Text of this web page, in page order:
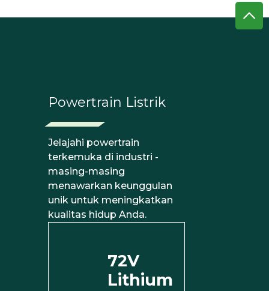
Powertrain Listrik
Jelajahi powertrain
terkemuka di industri -
masing-masing
menawarkan keunggulan
unik untuk meningkatkan
kualitas hidup Anda.
72V
Lithium